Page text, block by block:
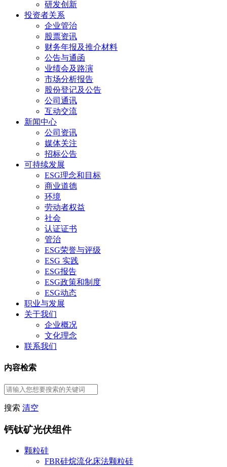
研发创新
投资者关系
企业管治
股票资讯
财务年报及推介材料
公告与通函
业绩会及路演
市场分析报告
股份登记及公告
公司通讯
互动交流
新闻中心
公司资讯
媒体关注
招标公告
可持续发展
ESG理念和目标
商业道德
环境
劳动者权益
社会
认证证书
管治
ESG荣誉与评级
ESG 实践
ESG报告
ESG政策和制度
ESG动态
职业与发展
关于我们
企业概况
文化理念
联系我们
内容检索
搜索 清空
钙钛矿光伏组件
颗粒硅
FBR硅烷流化床法颗粒硅